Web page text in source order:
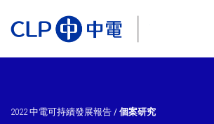
2022 中電可持續發展報告 / 個案研究